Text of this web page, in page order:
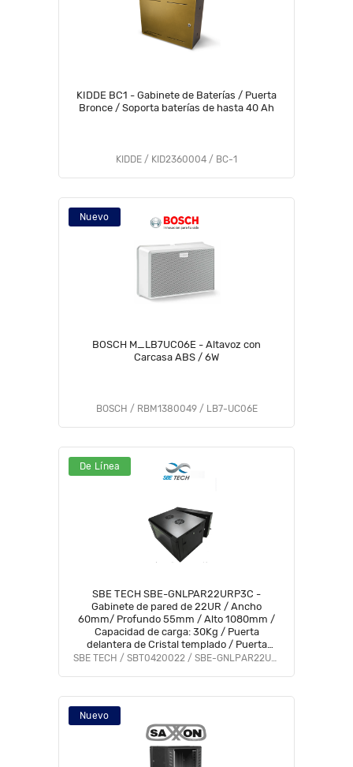
KIDDE BC1 - Gabinete de Baterías / Puerta
Bronce / Soporta baterías de hasta 40 Ah
KIDDE / KID2360004 / BC-1
Nuevo
BOSCH M_LB7UC06E - Altavoz con
Carcasa ABS / 6W
BOSCH / RBM1380049 / LB7-UC06E
De Línea
SBE TECH SBE-GNLPAR22URP3C -
Gabinete de pared de 22UR / Ancho
60mm/ Profundo 55mm / Alto 1080mm /
Capacidad de carga: 30Kg / Puerta
delantera de Cristal templado / Puerta
trasera sólida
SBE TECH / SBT0420022 / SBE-GNLPAR22URP3C
Nuevo